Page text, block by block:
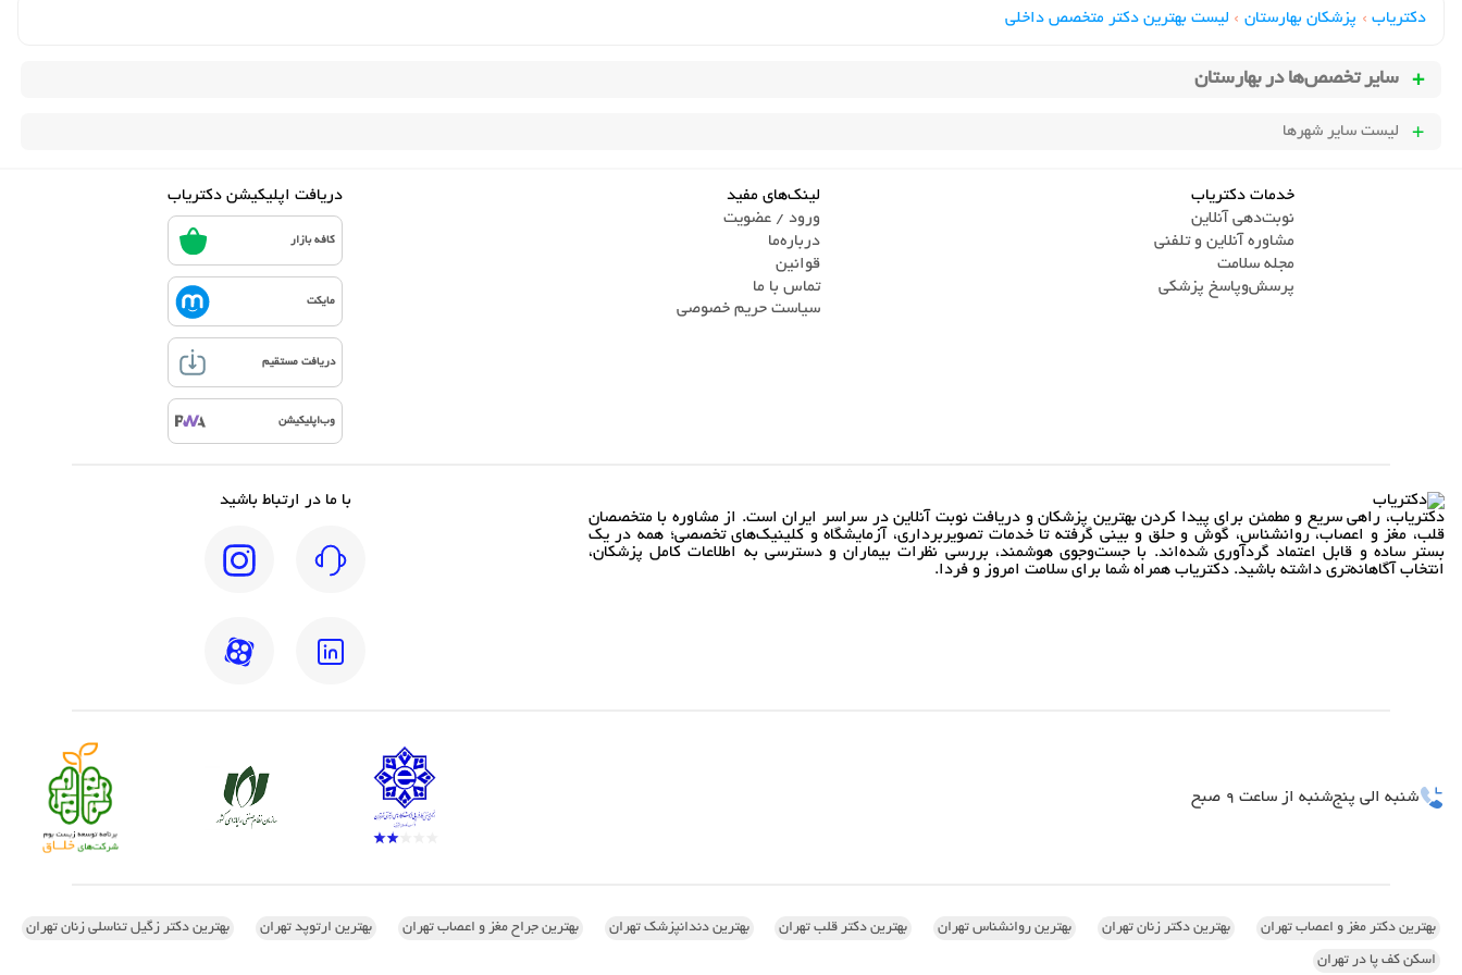
دکتریاب › پزشکان بهارستان › لیست بهترین دکتر متخصص داخلی
سایر تخصص‌ها دربهارستان
لیست سایر شهرها
خدمات دکتریاب
نوبت‌دهی آنلاین
مشاوره آنلاین و تلفنی
مجله سلامت
پرسش‌و‌پاسخ پزشکی
لینک‌های مفید
ورود / عضویت
درباره‌ما
قوانین
تماس ‌با ما
سیاست حریم خصوصی
دریافت اپلیکیشن دکتریاب
کافه بازار
مایکت
دریافت مستقیم
وب‌اپلیکیشن
دکتریاب، راهی سریع و مطمئن برای پیدا کردن بهترین پزشکان و دریافت نوبت آنلاین در سراسر ایران است. از مشاوره با متخصصان
قلب، مغز و اعصاب، روانشناس، گوش و حلق و بینی گرفته تا خدمات تصویربرداری، آزمایشگاه و کلینیک‌های تخصصی؛ همه در یک
بستر ساده و قابل اعتماد گردآوری شده‌اند. با جست‌وجوی هوشمند، بررسی نظرات بیماران و دسترسی به اطلاعات کامل پزشکان،
انتخاب آگاهانه‌تری داشته باشید. دکتریاب همراه شما برای سلامت امروز و فردا.
با ما در ارتباط باشید
شنبه الی پنج‌شنبه از ساعت 9 صبح
بهترین دکتر مغز و اعصاب تهران بهترین دکتر زنان تهران بهترین روانشناس تهران بهترین دکتر قلب تهران بهترین دندانپزشک تهران بهترین جراح مغز و اعصاب تهران بهترین ارتوپد تهران بهترین دکتر زگیل تناسلی زنان تهران
اسکن کف پا در تهران